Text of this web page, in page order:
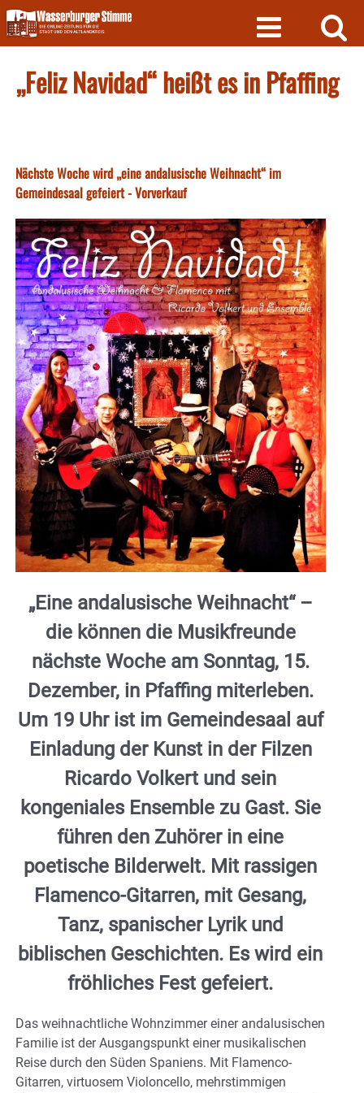
Skip
to
content
„Feliz Navidad“ heißt es in Pfaffing
Nächste Woche wird „eine andalusische Weihnacht“ im
Gemeindesaal gefeiert - Vorverkauf
„Eine andalusische Weihnacht“ –
die können die Musikfreunde
nächste Woche am Sonntag, 15.
Dezember, in Pfaffing miterleben.
Um 19 Uhr ist im Gemeindesaal auf
Einladung der Kunst in der Filzen
Ricardo Volkert und sein
kongeniales Ensemble zu Gast. Sie
führen den Zuhörer in eine
poetische Bilderwelt. Mit rassigen
Flamenco-Gitarren, mit Gesang,
Tanz, spanischer Lyrik und
biblischen Geschichten. Es wird ein
fröhliches Fest gefeiert.
Das weihnachtliche Wohnzimmer einer andalusischen
Familie ist der Ausgangspunkt einer musikalischen
Reise durch den Süden Spaniens. Mit Flamenco-
Gitarren, virtuosem Violoncello, mehrstimmigen